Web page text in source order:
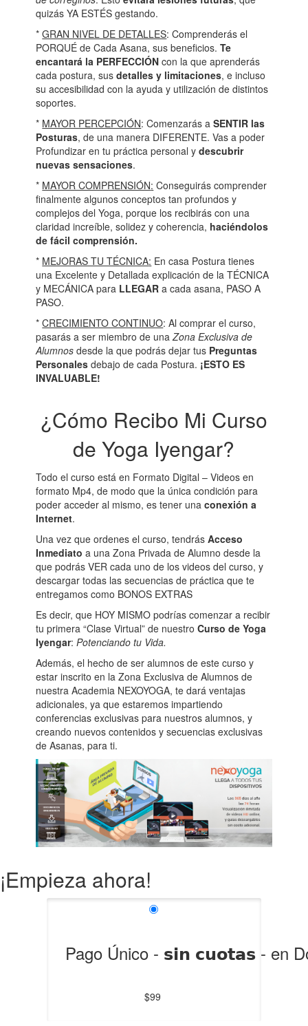
quizás YA ESTÉS gestando.
*GRAN NIVEL DE DETALLES: Comprenderás el
PORQUÉ de Cada Asana, sus beneficios.Te
encantará la PERFECCIÓNcon la que aprenderás
cada postura, susdetalles y limitaciones, e incluso
su accesibilidad con la ayuda y utilización de distintos
soportes.
* MAYOR PERCEPCIÓN: Comenzarás aSENTIR las
Posturas, de una manera DIFERENTE. Vas a poder
Profundizar en tu práctica personal ydescubrir
nuevas sensaciones.
* MAYOR COMPRENSIÓN: Conseguirás comprender
finalmente algunos conceptos tan profundos y
complejos del Yoga, porque los recibirás con una
claridad increíble, solidez y coherencia, haciéndolos
de fácil comprensión.
* MEJORAS TU TÉCNICA: En casa Postura tienes
una Excelente y Detallada explicación de la TÉCNICA
y MECÁNICA para LLEGARa cada asana, PASO A
PASO.
*CRECIMIENTO CONTINUO: Al comprar el curso,
pasarás a ser miembro de unaZona Exclusiva de
Alumnosdesde la que podrás dejar tus Preguntas
Personales debajo de cada Postura. ¡ESTO ES
INVALUABLE!
¿Cómo Recibo Mi Curso
de Yoga Iyengar?
Todo el curso está en Formato Digital – Videos en
formato Mp4, de modo que la única condición para
poder acceder al mismo, es tener unaconexión a
Internet.
Una vez que ordenes el curso, tendrásAcceso
Inmediatoa una Zona Privada de Alumno desde la
que podrás VER cada uno de los videos del curso, y
descargar todas las secuencias de práctica que te
entregamos como BONOS EXTRAS
Es decir, que HOY MISMO podrías comenzar a recibir
tu primera “Clase Virtual” de nuestroCurso de Yoga
Iyengar:Potenciando tu Vida.
Además, el hecho de ser alumnos de este curso y
estar inscrito en la Zona Exclusiva de Alumnos de
nuestra Academia NEXOYOGA, te dará ventajas
adicionales, ya que estaremos impartiendo
conferencias exclusivas para nuestros alumnos, y
creando nuevos contenidos y secuencias exclusivas
de Asanas, para ti.
¡Empieza ahora!
Pago Único - 𝘀𝗶𝗻 𝗰𝘂𝗼𝘁𝗮𝘀 - en
$99